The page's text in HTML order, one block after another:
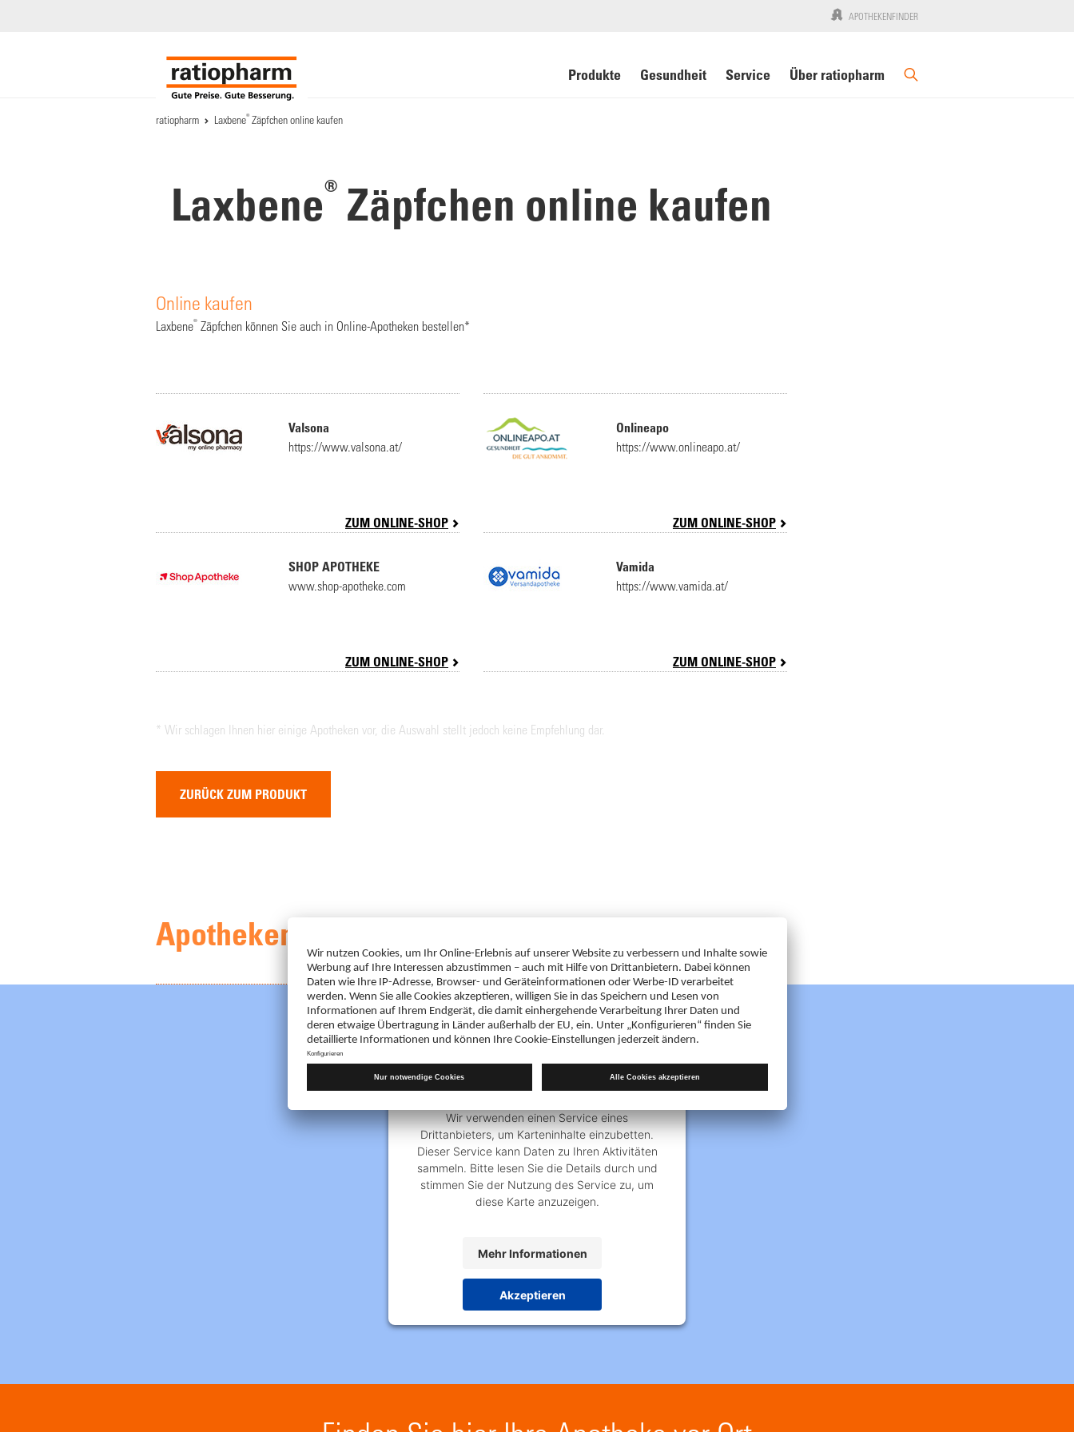
APOTHEKENFINDER
Produkte Gesundheit Service Über ratiopharm
ratiopharm Laxbene®Zäpfchen online kaufen
Laxbene®Zäpfchen online kaufen
Online kaufen
Laxbene® Zäpfchen können Sie auch in Online-Apotheken bestellen*
Valsona
https://www.valsona.at/
ZUM ONLINE-SHOP
Onlineapo
https://www.onlineapo.at/
ZUM ONLINE-SHOP
SHOP APOTHEKE
www.shop-apotheke.com
ZUM ONLINE-SHOP
Vamida
https://www.vamida.at/
ZUM ONLINE-SHOP
* Wir schlagen Ihnen hier einige Apotheken vor, die Auswahl stellt jedoch keine Empfehlung dar.
ZURÜCK ZUM PRODUKT
Apothekenfinder
Wir benötigen Ihre Zustimmung, um
den Google Maps-Service zu laden!
Wir verwenden einen Service eines
Drittanbieters, um Karteninhalte einzubetten.
Dieser Service kann Daten zu Ihren Aktivitäten
sammeln. Bitte lesen Sie die Details durch und
stimmen Sie der Nutzung des Service zu, um
diese Karte anzuzeigen.
Mehr Informationen
Akzeptieren